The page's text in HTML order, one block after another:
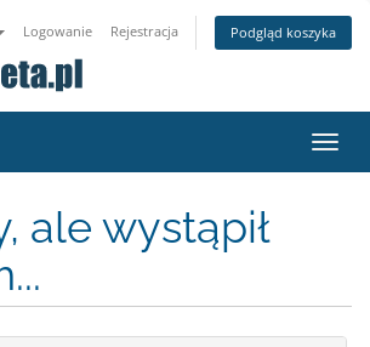
Logowanie Rejestracja Podgląd koszyka
ale wystąpił